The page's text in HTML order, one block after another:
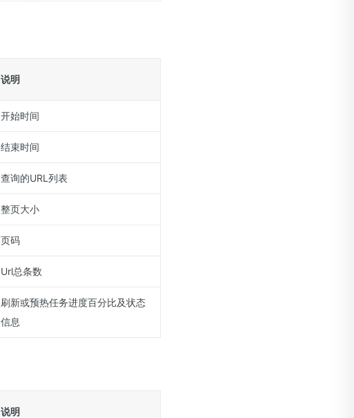
说明
开始时间
结束时间
查询的URL列表
整页大小
页码
Url总条数
刷新或预热任务进度百分比及状态
信息
说明